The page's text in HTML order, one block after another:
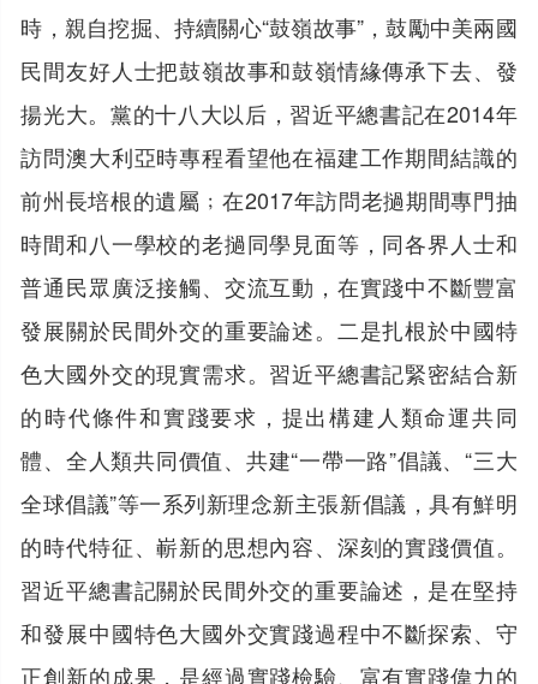
時，親自挖掘、持續關心“鼓嶺故事”，鼓勵中美兩國
民間友好人士把鼓嶺故事和鼓嶺情緣傳承下去、發
揚光大。黨的十八大以后，習近平總書記在2014年
訪問澳大利亞時專程看望他在福建工作期間結識的
前州長培根的遺屬﹔在2017年訪問老撾期間專門抽
時間和八一學校的老撾同學見面等，同各界人士和
普通民眾廣泛接觸、交流互動，在實踐中不斷豐富
發展關於民間外交的重要論述。二是扎根於中國特
色大國外交的現實需求。習近平總書記緊密結合新
的時代條件和實踐要求，提出構建人類命運共同
體、全人類共同價值、共建“一帶一路”倡議、“三大
全球倡議”等一系列新理念新主張新倡議，具有鮮明
的時代特征、嶄新的思想內容、深刻的實踐價值。
習近平總書記關於民間外交的重要論述，是在堅持
和發展中國特色大國外交實踐過程中不斷探索、守
正創新的成果，是經過實踐檢驗、富有實踐偉力的